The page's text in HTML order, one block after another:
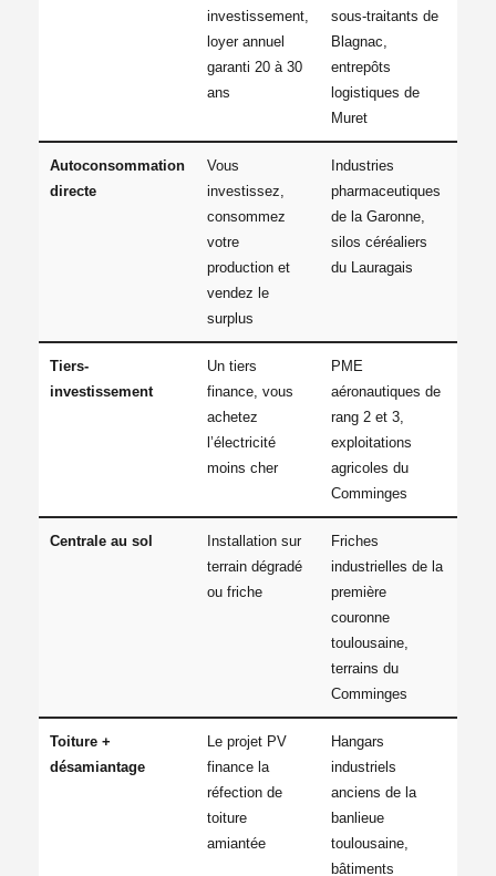
investissement,
loyer annuel
garanti 20 à 30
ans
sous-traitants de
Blagnac,
entrepôts
logistiques de
Muret
Autoconsommation
directe
Vous
investissez,
consommez
votre
production et
vendez le
surplus
Industries
pharmaceutiques
de la Garonne,
silos céréaliers
du Lauragais
Tiers-
investissement
Un tiers
finance, vous
achetez
l’électricité
moins cher
PME
aéronautiques de
rang 2 et 3,
exploitations
agricoles du
Comminges
Centrale au sol
Installation sur
terrain dégradé
ou friche
Friches
industrielles de la
première
couronne
toulousaine,
terrains du
Comminges
Toiture +
désamiantage
Le projet PV
finance la
réfection de
toiture
amiantée
Hangars
industriels
anciens de la
banlieue
toulousaine,
bâtiments